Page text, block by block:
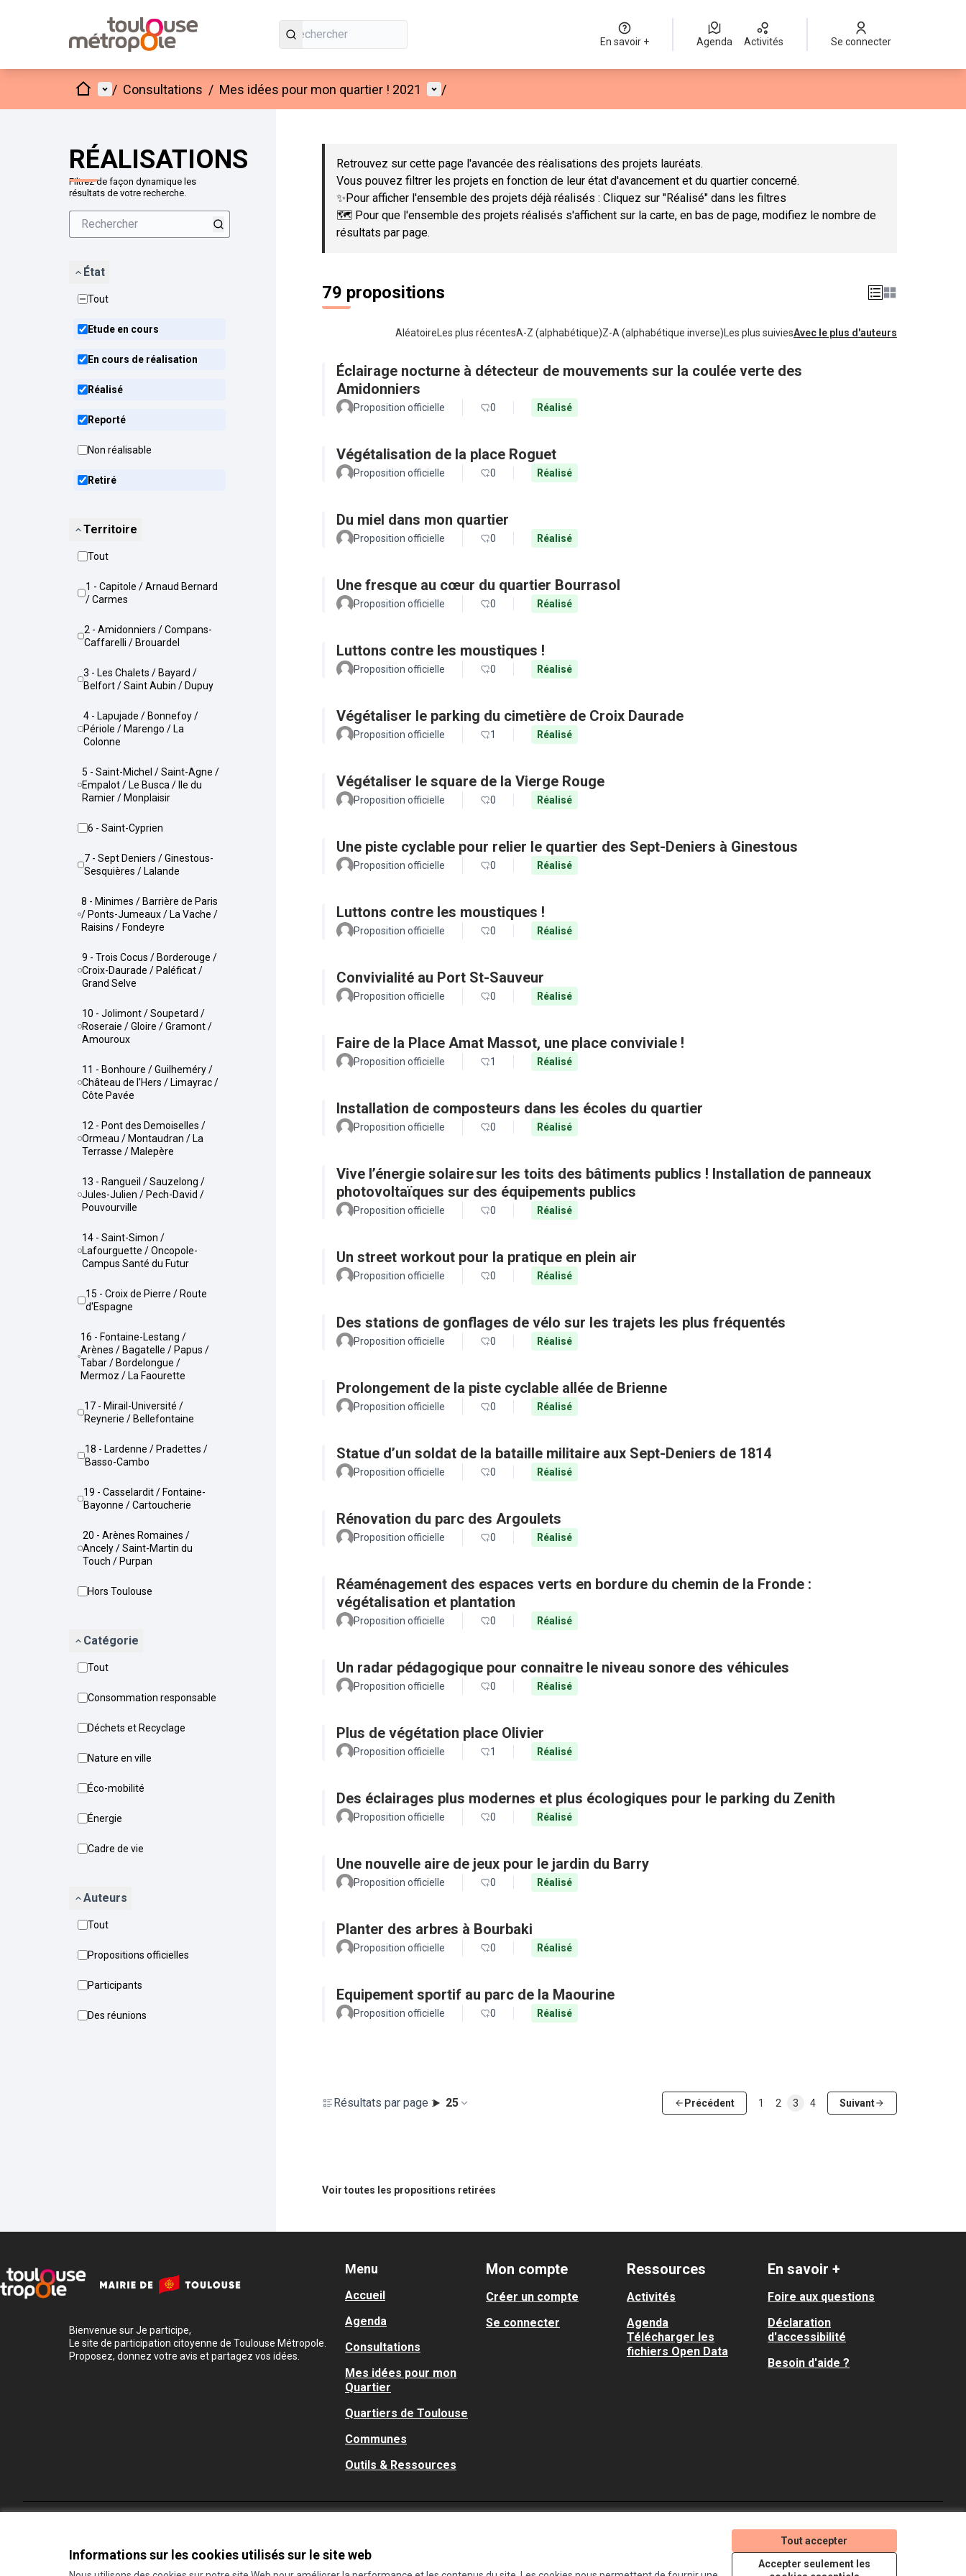
Informations sur les cookies utilisés sur le site web
Tout accepter
Accepter seulement les
En savoir + Agenda Activités Se connecter
AccueilMenu principal
/ Consultations / Mes idées pour mon quartier ! 2021 Menu utilisateur
/
RÉALISATIONS
Filtrez de façon dynamique les
résultats de votre recherche.
État
Tout
Etude en cours
En cours de réalisation
Réalisé
Reporté
Non réalisable
Retiré
Territoire
Tout
1 - Capitole / Arnaud Bernard
/ Carmes
2 - Amidonniers / Compans-
Caffarelli / Brouardel
3 - Les Chalets / Bayard /
Belfort / Saint Aubin / Dupuy
4 - Lapujade / Bonnefoy /
Périole / Marengo / La
Colonne
5 - Saint-Michel / Saint-Agne /
Empalot / Le Busca / Ile du
Ramier / Monplaisir
6 - Saint-Cyprien
7 - Sept Deniers / Ginestous-
Sesquières / Lalande
8 - Minimes / Barrière de Paris
/ Ponts-Jumeaux / La Vache /
Raisins / Fondeyre
9 - Trois Cocus / Borderouge /
Croix-Daurade / Paléficat /
Grand Selve
10 - Jolimont / Soupetard /
Roseraie / Gloire / Gramont /
Amouroux
11 - Bonhoure / Guilheméry /
Château de l'Hers / Limayrac /
Côte Pavée
12 - Pont des Demoiselles /
Ormeau / Montaudran / La
Terrasse / Malepère
13 - Rangueil / Sauzelong /
Jules-Julien / Pech-David /
Pouvourville
14 - Saint-Simon /
Lafourguette / Oncopole-
Campus Santé du Futur
15 - Croix de Pierre / Route
d'Espagne
16 - Fontaine-Lestang /
Arènes / Bagatelle / Papus /
Tabar / Bordelongue /
Mermoz / La Faourette
17 - Mirail-Université /
Reynerie / Bellefontaine
18 - Lardenne / Pradettes /
Basso-Cambo
19 - Casselardit / Fontaine-
Bayonne / Cartoucherie
20 - Arènes Romaines /
Ancely / Saint-Martin du
Touch / Purpan
Hors Toulouse
Catégorie
Tout
Consommation responsable
Déchets et Recyclage
Nature en ville
Éco-mobilité
Énergie
Cadre de vie
Auteurs
Tout
Propositions officielles
Participants
Des réunions
Passer la carte
Retrouvez sur cette page l'avancée des réalisations des projets lauréats.
Vous pouvez filtrer les projets en fonction de leur état d'avancement et du quartier concerné.
✨Pour afficher l'ensemble des projets déjà réalisés : Cliquez sur "Réalisé" dans les filtres
🗺️ Pour que l'ensemble des projets réalisés s'affichent sur la carte, en bas de page, modifiez le nombre de
résultats par page.
79 propositions
Aléatoire Les plus récentesA-Z (alphabétique)Z-A (alphabétique inverse) Les plus suiviesAvec le plus d'auteurs
Éclairage nocturne à détecteur de mouvements sur la coulée verte des
Amidonniers
Proposition officielle 0 Réalisé
Végétalisation de la place Roguet
Proposition officielle 0 Réalisé
Du miel dans mon quartier
Proposition officielle 0 Réalisé
Une fresque au cœur du quartier Bourrasol
Proposition officielle 0 Réalisé
Luttons contre les moustiques !
Proposition officielle 0 Réalisé
Végétaliser le parking du cimetière de Croix Daurade
Proposition officielle 1 Réalisé
Végétaliser le square de la Vierge Rouge
Proposition officielle 0 Réalisé
Une piste cyclable pour relier le quartier des Sept-Deniers à Ginestous
Proposition officielle 0 Réalisé
Luttons contre les moustiques !
Proposition officielle 0 Réalisé
Convivialité au Port St-Sauveur
Proposition officielle 0 Réalisé
Faire de la Place Amat Massot, une place conviviale !
Proposition officielle 1 Réalisé
Installation de composteurs dans les écoles du quartier
Proposition officielle 0 Réalisé
Vive l’énergie solaire sur les toits des bâtiments publics ! Installation de panneaux
photovoltaïques sur des équipements publics
Proposition officielle 0 Réalisé
Un street workout pour la pratique en plein air
Proposition officielle 0 Réalisé
Des stations de gonflages de vélo sur les trajets les plus fréquentés
Proposition officielle 0 Réalisé
Prolongement de la piste cyclable allée de Brienne
Proposition officielle 0 Réalisé
Statue d’un soldat de la bataille militaire aux Sept-Deniers de 1814
Proposition officielle 0 Réalisé
Rénovation du parc des Argoulets
Proposition officielle 0 Réalisé
Réaménagement des espaces verts en bordure du chemin de la Fronde :
végétalisation et plantation
Proposition officielle 0 Réalisé
Un radar pédagogique pour connaitre le niveau sonore des véhicules
Proposition officielle 0 Réalisé
Plus de végétation place Olivier
Proposition officielle 1 Réalisé
Des éclairages plus modernes et plus écologiques pour le parking du Zenith
Proposition officielle 0 Réalisé
Une nouvelle aire de jeux pour le jardin du Barry
Proposition officielle 0 Réalisé
Planter des arbres à Bourbaki
Proposition officielle 0 Réalisé
Equipement sportif au parc de la Maourine
Proposition officielle 0 Réalisé
Résultats par page : 25 Précédent 1 2 3 4 Suivant
Voir toutes les propositions retirées
Bienvenue sur Je participe,
Le site de participation citoyenne de Toulouse Métropole.
Proposez, donnez votre avis et partagez vos idées.
Menu
Accueil
Agenda
Consultations
Mes idées pour mon
Quartier
Quartiers de Toulouse
Communes
Outils & Ressources
Mon compte
Créer un compte
Se connecter
Ressources
Activités
Agenda
Télécharger les
fichiers Open Data
En savoir +
Foire aux questions
Déclaration
d'accessibilité
Besoin d'aide ?
(Lien externe)
(Lien externe)
(Lien externe)